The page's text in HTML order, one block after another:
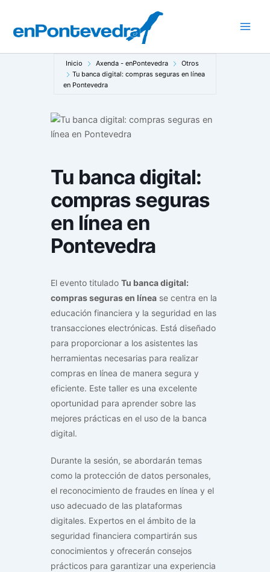
contenido
Inicio Axenda - enPontevedra
Otros
Tu banca digital: compras seguras en línea
en Pontevedra
Tu banca digital:
compras seguras
en línea en
Pontevedra
El evento titulado Tu banca digital:
compras seguras en línea se centra en la
educación financiera y la seguridad en las
transacciones electrónicas. Está diseñado
para proporcionar a los asistentes las
herramientas necesarias para realizar
compras en línea de manera segura y
eficiente. Este taller es una excelente
oportunidad para aprender sobre las
mejores prácticas en el uso de la banca
digital.
Durante la sesión, se abordarán temas
como la protección de datos personales,
el reconocimiento de fraudes en línea y el
uso adecuado de las plataformas
digitales. Expertos en el ámbito de la
seguridad financiera compartirán sus
conocimientos y ofrecerán consejos
prácticos para garantizar una experiencia